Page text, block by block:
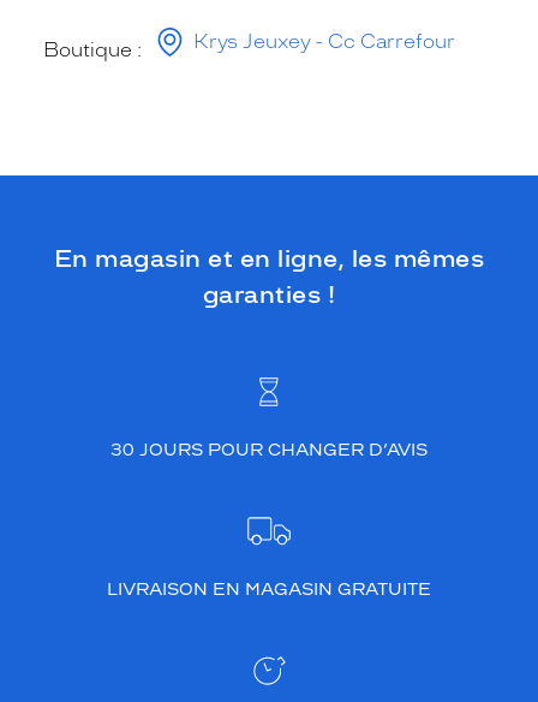
Boutique : Krys Jeuxey - Cc Carrefour
En magasin et en ligne, les mêmes
garanties !
30 JOURS POUR CHANGER D’AVIS
LIVRAISON EN MAGASIN GRATUITE